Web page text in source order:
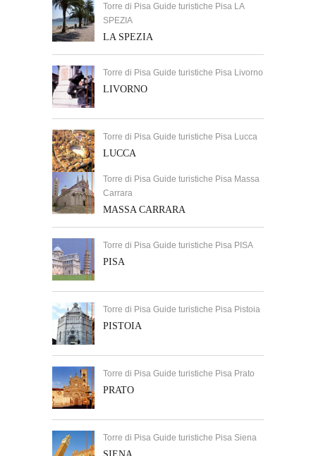
Torre di Pisa Guide turistiche Pisa LA
SPEZIA
LA SPEZIA
Torre di Pisa Guide turistiche Pisa Livorno
LIVORNO
Torre di Pisa Guide turistiche Pisa Lucca
LUCCA
Torre di Pisa Guide turistiche Pisa Massa
Carrara
MASSA CARRARA
Torre di Pisa Guide turistiche Pisa PISA
PISA
Torre di Pisa Guide turistiche Pisa Pistoia
PISTOIA
Torre di Pisa Guide turistiche Pisa Prato
PRATO
Torre di Pisa Guide turistiche Pisa Siena